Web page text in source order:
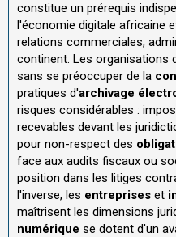
constitue un prérequis
l'économie digitale africaine
relations commerciales,
continent. Les organisations
sans se préoccuper de la
pratiques d'archivage
risques considérables :
recevables devant les
pour non-respect des
face aux audits fiscaux ou
position dans les litiges
l'inverse, les entreprises et
maîtrisent les dimensions
numérique se dotent d'un